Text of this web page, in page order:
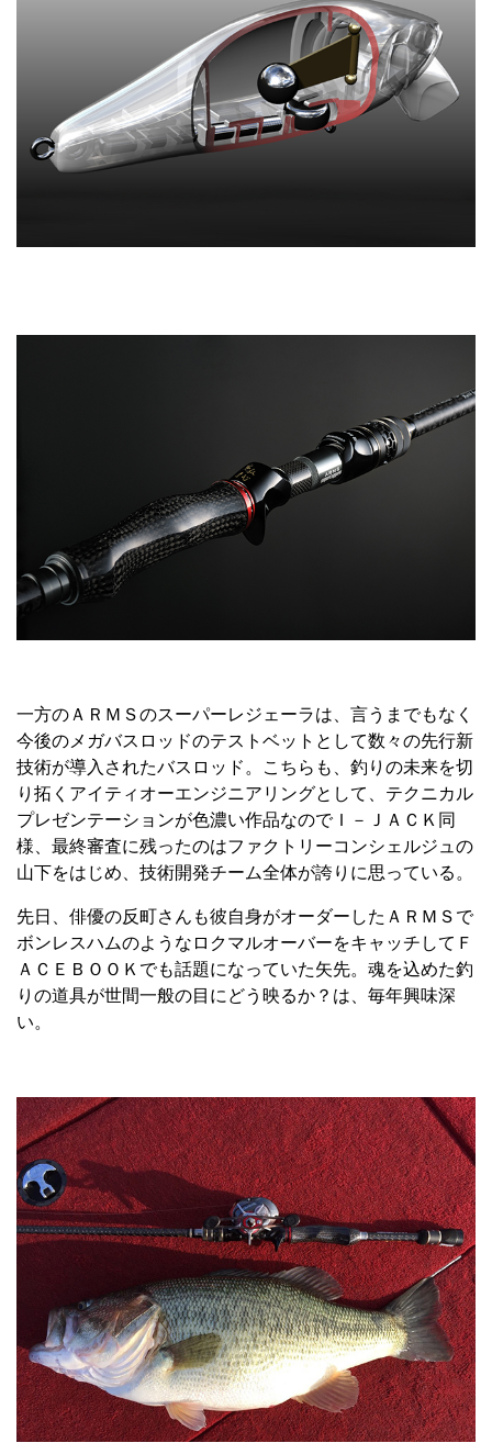
一方のＡＲＭＳのスーパーレジェーラは、言うまでもなく
今後のメガバスロッドのテストベットとして数々の先行新
技術が導入されたバスロッド。こちらも、釣りの未来を切
り拓くアイティオーエンジニアリングとして、テクニカル
プレゼンテーションが色濃い作品なのでＩ－ＪＡＣＫ同
様、最終審査に残ったのはファクトリーコンシェルジュの
山下をはじめ、技術開発チーム全体が誇りに思っている。
先日、俳優の反町さんも彼自身がオーダーしたＡＲＭＳで
ボンレスハムのようなロクマルオーバーをキャッチしてＦ
ＡＣＥＢＯＯＫでも話題になっていた矢先。魂を込めた釣
りの道具が世間一般の目にどう映るか？は、毎年興味深
い。